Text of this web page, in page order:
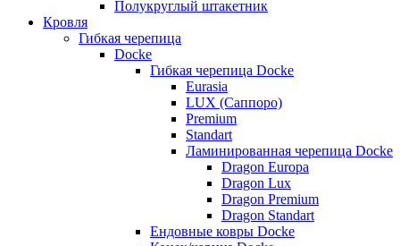
Полукруглый штакетник
Кровля
Гибкая черепица
Docke
Гибкая черепица Docke
Eurasia
LUX (Саппоро)
Premium
Standart
Ламинированная черепица Docke
Dragon Europa
Dragon Lux
Dragon Premium
Dragon Standart
Ендовные ковры Docke